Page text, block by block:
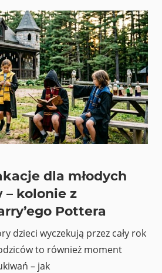
dla młodych
– kolonie z
Pottera
dzieci wyczekują przez cały rok
to również moment
– jak